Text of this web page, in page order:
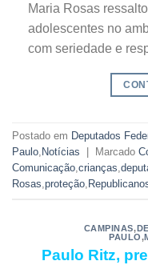
Maria Rosas
adolescentes no
com seriedade e
Postado em Deputados
Paulo Notícias Marcado
Comunicação crianças
Rosas proteção
CAMPINAS,
PAULO,
Paulo Ritz,